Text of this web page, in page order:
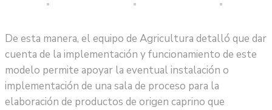
De esta manera, el equipo de Agricultura detalló que dar
cuenta de la implementación y funcionamiento de este
modelo permite apoyar la eventual instalación o
implementación de una sala de proceso para la
elaboración de productos de origen caprino que